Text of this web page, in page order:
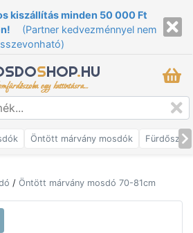
kiszállítás minden 50 000 Ft
(Partner kedvezménnyel nem
SHOP.HU
egy kattintásra...
Öntött márvány mosdók
/ Öntött márvány mosdó 70-81cm